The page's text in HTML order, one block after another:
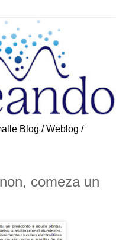
Blog / Weblog /
comeza un